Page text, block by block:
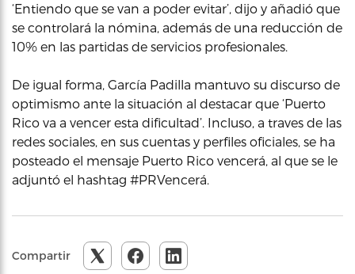
‘Entiendo que se van a poder evitar’, dijo y añadió que
se controlará la nómina, además de una reducción de
10% en las partidas de servicios profesionales.
De igual forma, García Padilla mantuvo su discurso de
optimismo ante la situación al destacar que ‘Puerto
Rico va a vencer esta dificultad’. Incluso, a traves de las
redes sociales, en sus cuentas y perfiles oficiales, se ha
posteado el mensaje Puerto Rico vencerá, al que se le
adjuntó el hashtag #PRVencerá.
Compartir